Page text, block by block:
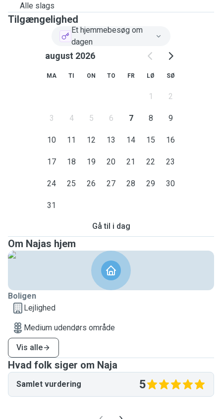
Alle slags
Tilgængelighed
Et hjemmebesøg om
dagen
august 2026
MA TI ON TO FR LØ SØ
1 2
3 4 5 6 7 8 9
10 11 12 13 14 15 16
17 18 19 20 21 22 23
24 25 26 27 28 29 30
31
Gå til i dag
Om Najas hjem
Boligen
Lejlighed
Medium udendørs område
Vis alle
Hvad folk siger om Naja
Samlet vurdering 5